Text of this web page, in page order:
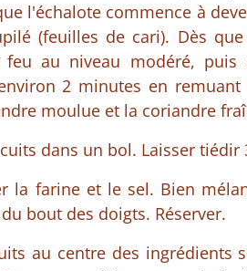
l'échalote commence à
(feuilles de cari). Dès
feu au niveau modéré,
2 minutes en
moulue et la coriandre
dans un bol. Laisser tiédir
la farine et le sel. Bien
bout des doigts. Réserver.
au centre des ingrédients